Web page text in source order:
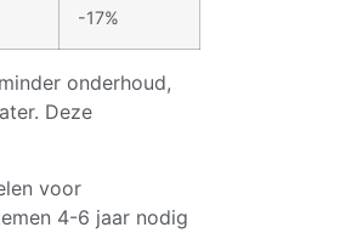
-17%
onderhoud,
Deze
voor
4-6 jaar nodig